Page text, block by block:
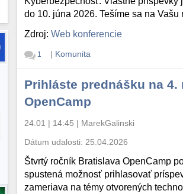
do 10. júna 2026. Tešíme sa na Vašu
Zdroj:Web konferencie
1 | Komunita
Prihláste prednášku na 4.
OpenCamp
24.01 | 14:45 | MarekGalinski
Dátum udalosti: 25.04.2026
Štvrtý ročník Bratislava OpenCamp
spustená možnosť prihlasovať
zameriava na témy otvorených